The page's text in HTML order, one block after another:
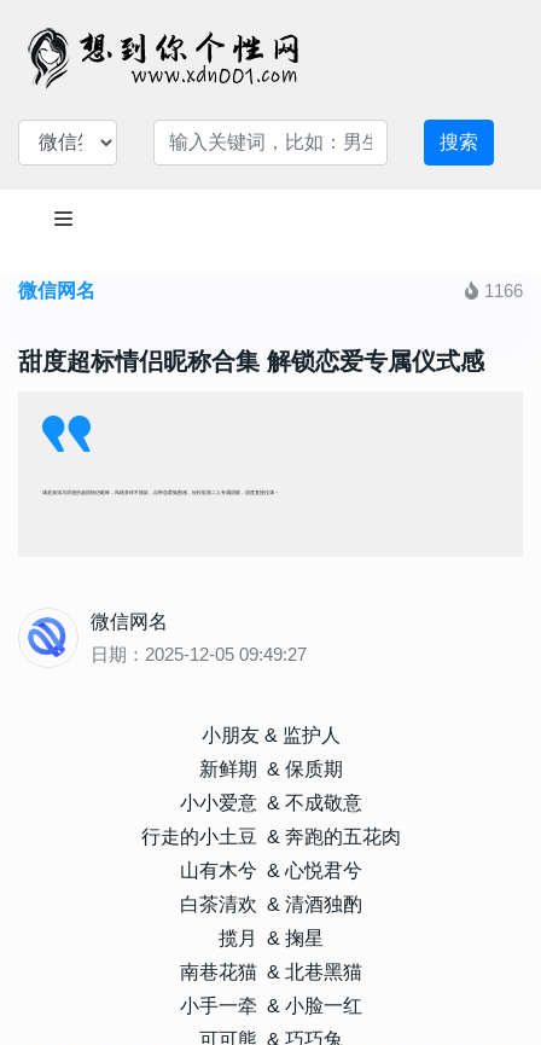
搜索
微信网名 1166
甜度超标情侣昵称合集 解锁恋爱专属仪式感
满是宠溺与浪漫的超甜情侣昵称，风格多样不撞款，自带恋爱氛围感，轻松彰显二人专属甜蜜，甜度直接拉满～
微信网名
日期：2025-12-05 09:49:27
小朋友 & 监护人
新鲜期 & 保质期
小小爱意 & 不成敬意
行走的小土豆 & 奔跑的五花肉
山有木兮 & 心悦君兮
白茶清欢 & 清酒独酌
揽月 & 掬星
南巷花猫 & 北巷黑猫
小手一牵 & 小脸一红
可可熊 & 巧巧兔